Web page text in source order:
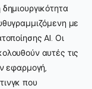
με
AI. Οι
αυτές τις
εφαρμογή,
που